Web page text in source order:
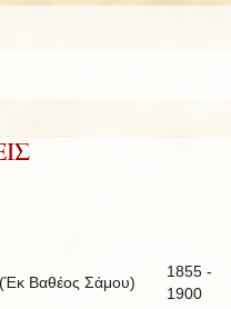
Βαθέος Σάμου)
1855 -
1900